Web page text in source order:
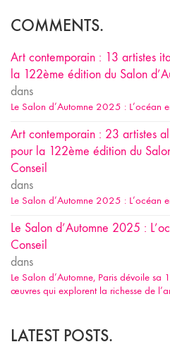
COMMENTS.
Art contemporain : 13 artistes
la 122ème édition du Salon
dans
Le Salon d’Automne 2025 : L’océan
Art contemporain : 23 artistes
pour la 122ème édition du
Conseil
dans
Le Salon d’Automne 2025 : L’océan
Le Salon d’Automne 2025 :
Conseil
dans
Le Salon d’Automne, Paris dévoile
œuvres qui explorent la richesse de
LATEST POSTS.